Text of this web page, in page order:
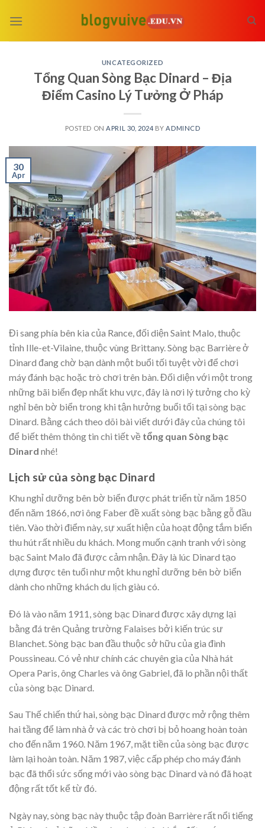
UNCATEGORIZED
Tổng Quan Sòng Bạc Dinard – Địa
Điểm Casino Lý Tưởng Ở Pháp
POSTED ON APRIL 30, 2024 BY ADMINCD
30
Apr
Đi sang phía bên kia của Rance, đối diện Saint Malo, thuộc
tỉnh Ille-et-Vilaine, thuộc vùng Brittany. Sòng bạc Barrière ở
Dinard đang chờ bạn dành một buổi tối tuyệt vời để chơi
máy đánh bạc hoặc trò chơi trên bàn. Đối diện với một trong
những bãi biển đẹp nhất khu vực, đây là nơi lý tưởng cho kỳ
nghỉ bên bờ biển trong khi tận hưởng buổi tối tại sòng bạc
Dinard. Bằng cách theo dõi bài viết dưới đây của chúng tôi
để biết thêm thông tin chi tiết về tổng quan Sòng bạc
Dinard nhé!
Lịch sử của sòng bạc Dinard
Khu nghỉ dưỡng bên bờ biển được phát triển từ năm 1850
đến năm 1866, nơi ông Faber đề xuất sòng bạc bằng gỗ đầu
tiên. Vào thời điểm này, sự xuất hiện của hoạt động tắm biển
thu hút rất nhiều du khách. Mong muốn cạnh tranh với sòng
bạc Saint Malo đã được cảm nhận. Đây là lúc Dinard tạo
dựng được tên tuổi như một khu nghỉ dưỡng bên bờ biển
dành cho những khách du lịch giàu có.
Đó là vào năm 1911, sòng bạc Dinard được xây dựng lại
bằng đá trên Quảng trường Falaises bởi kiến trúc sư
Blanchet. Sòng bạc ban đầu thuộc sở hữu của gia đình
Poussineau. Có vẻ như chính các chuyên gia của Nhà hát
Opera Paris, ông Charles và ông Gabriel, đã lo phần nội thất
của sòng bạc Dinard.
Sau Thế chiến thứ hai, sòng bạc Dinard được mở rộng thêm
hai tầng để làm nhà ở và các trò chơi bị bỏ hoang hoàn toàn
cho đến năm 1960. Năm 1967, mặt tiền của sòng bạc được
làm lại hoàn toàn. Năm 1987, việc cấp phép cho máy đánh
bạc đã thổi sức sống mới vào sòng bạc Dinard và nó đã hoạt
động rất tốt kể từ đó.
Ngày nay, sòng bạc này thuộc tập đoàn Barrière rất nổi tiếng